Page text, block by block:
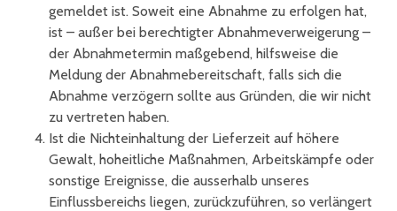
gemeldet ist. Soweit eine Abnahme zu erfolgen hat,
ist – außer bei berechtigter Abnahmeverweigerung –
der Abnahmetermin maßgebend, hilfsweise die
Meldung der Abnahmebereitschaft, falls sich die
Abnahme verzögern sollte aus Gründen, die wir nicht
zu vertreten haben.
Ist die Nichteinhaltung der Lieferzeit auf höhere
Gewalt, hoheitliche Maßnahmen, Arbeitskämpfe oder
sonstige Ereignisse, die ausserhalb unseres
Einflussbereichs liegen, zurückzuführen, so verlängert